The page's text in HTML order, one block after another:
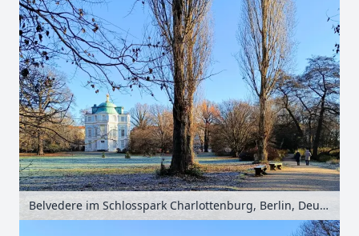
Belvedere im Schlosspark Charlottenburg, Berlin, Deutschland